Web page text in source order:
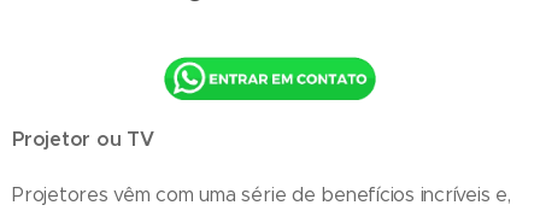
Projetor ou TV
Projetores vêm com uma série de benefícios incríveis e,